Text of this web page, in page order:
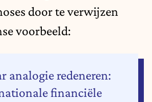
door te verwijzen
voorbeeld:
analogie redeneren:
financiële